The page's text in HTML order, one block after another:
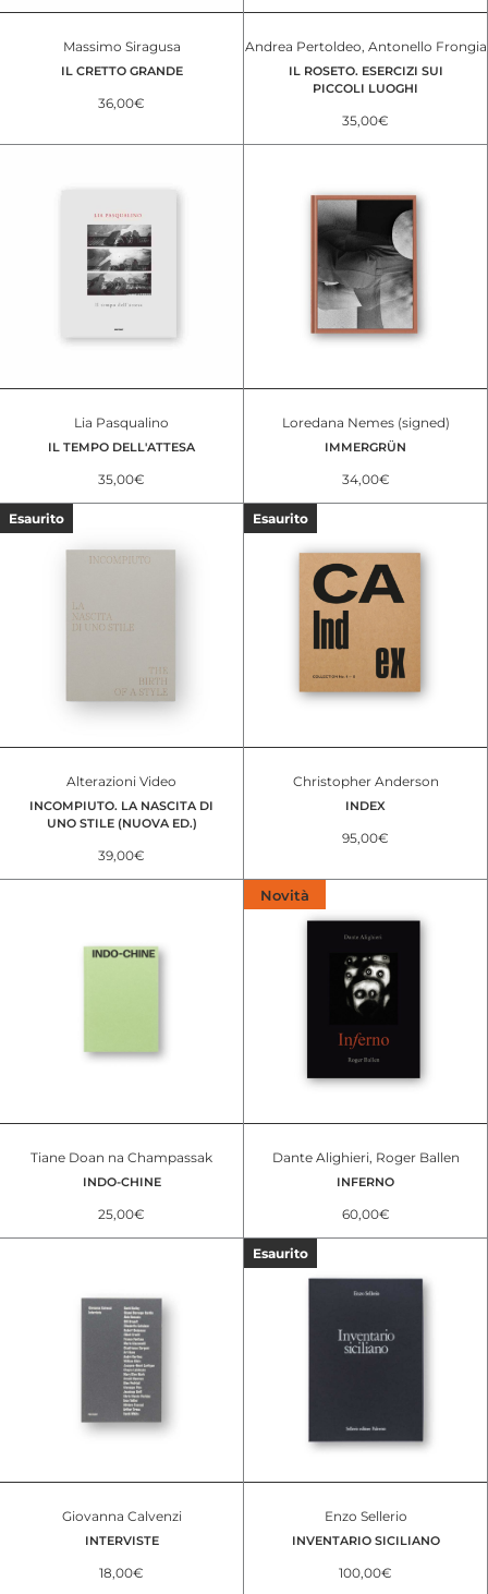
Massimo Siragusa
IL CRETTO GRANDE
36,00€
Andrea Pertoldeo, Antonello Frongia
IL ROSETO. ESERCIZI SUI
PICCOLI LUOGHI
35,00€
Lia Pasqualino
IL TEMPO DELL'ATTESA
35,00€
Loredana Nemes (signed)
IMMERGRÜN
34,00€
Esaurito
Alterazioni Video
INCOMPIUTO. LA NASCITA DI
UNO STILE (NUOVA ED.)
39,00€
Esaurito
Christopher Anderson
INDEX
95,00€
Tiane Doan na Champassak
INDO-CHINE
25,00€
Novità
Dante Alighieri, Roger Ballen
INFERNO
60,00€
Giovanna Calvenzi
INTERVISTE
18,00€
Esaurito
Enzo Sellerio
INVENTARIO SICILIANO
100,00€